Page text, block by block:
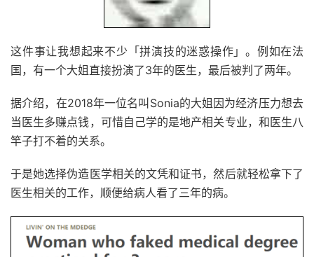
这件事让我想起来不少「拼演技的迷惑操作」。例如在法
国，有一个大姐直接扮演了3年的医生，最后被判了两年。
据介绍，在2018年一位名叫Sonia的大姐因为经济压力想去
当医生多赚点钱，可惜自己学的是地产相关专业，和医生八
竿子打不着的关系。
于是她选择伪造医学相关的文凭和证书，然后就轻松拿下了
医生相关的工作，顺便给病人看了三年的病。